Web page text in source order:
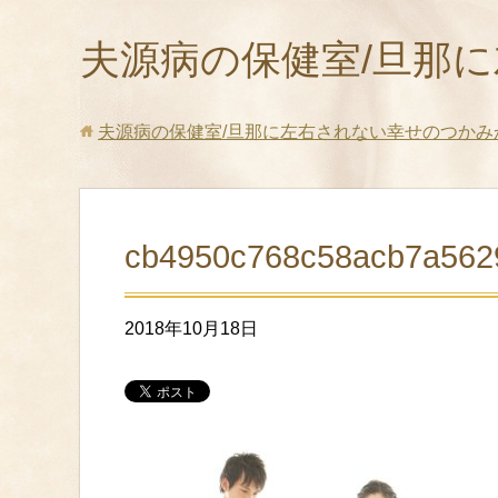
夫源病の保健室/旦那
夫源病の保健室/旦那に左右されない幸せのつかみ
2018年10月18日